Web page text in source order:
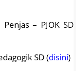
– PJOK SD
SD (disini)